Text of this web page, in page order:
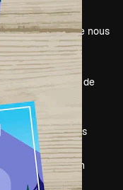
Prix
À propos de nous
Avis
Carrières
Tendances de
recherche
Blog
Événements
Slidesgo
Vendre mon
contenu